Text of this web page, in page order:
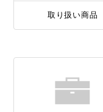
取り扱い商品